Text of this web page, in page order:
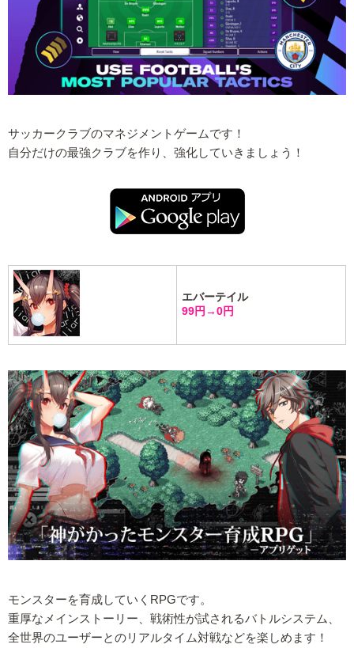
サッカークラブのマネジメントゲームです！
自分だけの最強クラブを作り、強化していきましょう！
エバーテイル
99円→0円
モンスターを育成していくRPGです。
重厚なメインストーリー、戦術性が試されるバトルシステム、
全世界のユーザーとのリアルタイム対戦などを楽しめます！